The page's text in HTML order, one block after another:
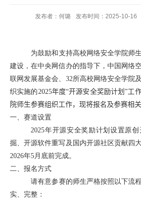
发布者：何璐 发布时间：2025-10-16
为鼓励和支持高校网络安全学院师
建设，在中央网信办的指导下，中国网络
联网发展基金会、 32所高校网络安全学院
织实施的2025年度“开源安全奖励计划”工
院师生参赛组织工作，现将报名及参赛相
一、赛道设置
2025年开源安全奖励计划设置原
掘、开源软件重写及国内开源社区贡献四
2026年5月底前完成。
二、报名方式
请有意参赛的师生严格按照以下流
实、完整：